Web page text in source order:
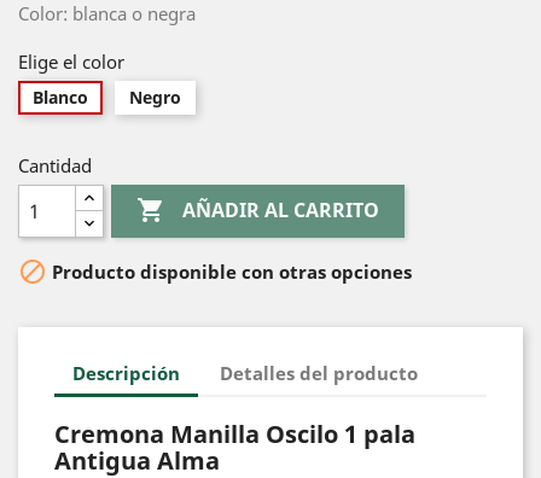
Color: blanca o negra
Elige el color
Blanco Negro
Cantidad
 AÑADIR AL CARRITO
 Producto disponible con otras opciones
Descripción Detalles del producto
Cremona Manilla Oscilo 1 pala
Antigua Alma